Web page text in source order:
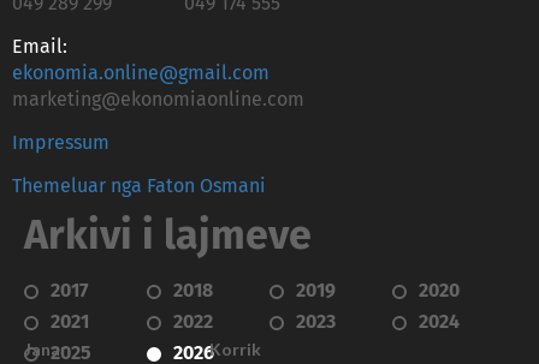
Email:
ekonomia.online@gmail.com
marketing@ekonomiaonline.com
Impressum
Themeluar nga Faton Osmani
Arkivi i lajmeve
2017 2018 2019
2020
2021
2022 2023
2024
2025
2026
Janar
Korrik